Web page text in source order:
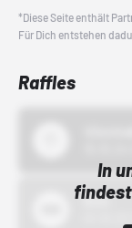
*Diese Seite enthält
Für Dich entstehen
Raffles
In
Bstn